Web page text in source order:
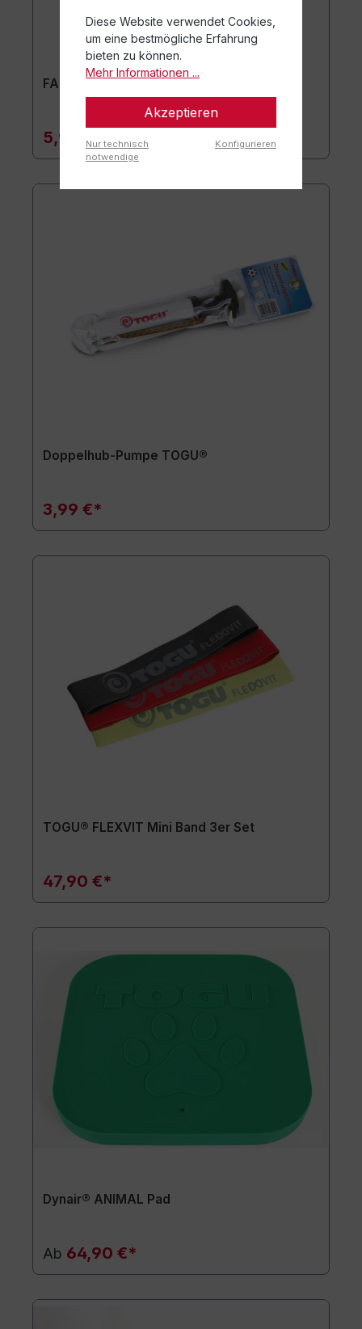
FASZIO® Neuro Stab
5,90 €*
Doppelhub-Pumpe TOGU®
3,99 €*
TOGU® FLEXVIT Mini Band 3er Set
47,90 €*
Dynair® ANIMAL Pad
Ab 64,90 €*
Diese Website verwendet Cookies,
um eine bestmögliche Erfahrung
bieten zu können.
Mehr Informationen ...
Akzeptieren
Nur technisch
notwendige
Konfigurieren